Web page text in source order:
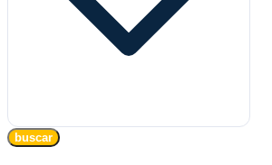
buscar